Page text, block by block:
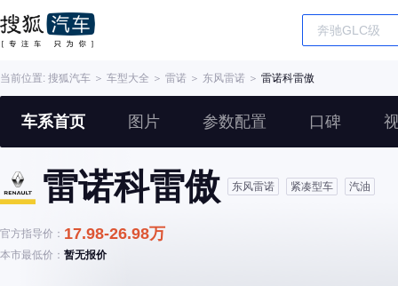
当前位置: 搜狐汽车 ＞ 车型大全 ＞ 雷诺 ＞ 东风雷诺 ＞ 雷诺科雷傲
车系首页 图片 参数配置 口碑
雷诺科雷傲 东风雷诺 紧凑型车 汽油
官方指导价： 17.98-26.98万
本市最低价： 暂无报价